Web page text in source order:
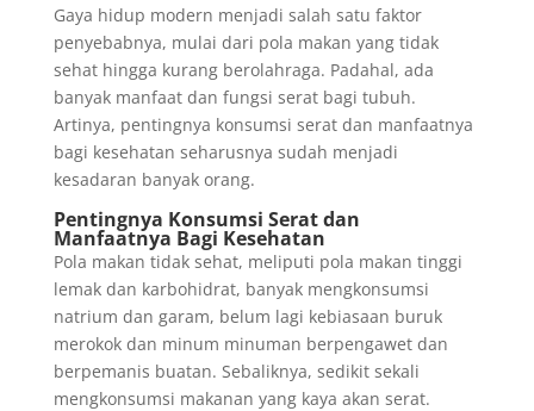
Gaya hidup modern menjadi salah satu faktor
penyebabnya, mulai dari pola makan yang tidak
sehat hingga kurang berolahraga. Padahal, ada
banyak manfaat dan fungsi serat bagi tubuh.
Artinya, pentingnya konsumsi serat dan manfaatnya
bagi kesehatan seharusnya sudah menjadi
kesadaran banyak orang.
Pentingnya Konsumsi Serat dan
Manfaatnya Bagi Kesehatan
Pola makan tidak sehat, meliputi pola makan tinggi
lemak dan karbohidrat, banyak mengkonsumsi
natrium dan garam, belum lagi kebiasaan buruk
merokok dan minum minuman berpengawet dan
berpemanis buatan. Sebaliknya, sedikit sekali
mengkonsumsi makanan yang kaya akan serat.